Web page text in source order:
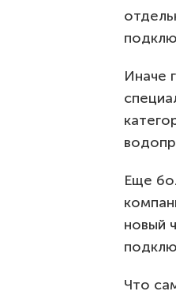
Иначе
Еще
новый
Что